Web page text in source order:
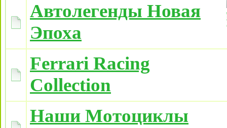
Автолегенды Новая
Эпоха
Ferrari Racing
Collection
Наши Мотоциклы